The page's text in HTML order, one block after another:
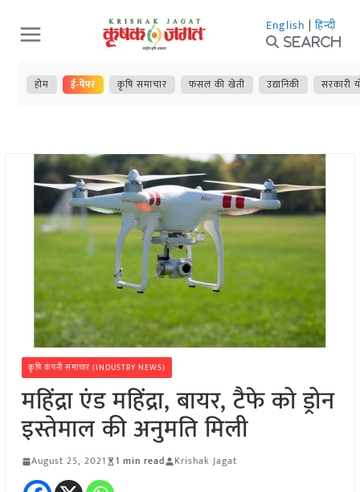
Skip
to
content
English | हिन्दी
Search
होम ई-पेपर कृषि समाचार फसल की खेती उद्यानिकी सरकारी
कृषि कंपनी समाचार (INDUSTRY NEWS)
महिंद्रा एंड महिंद्रा, बायर, टैफे को ड्रोन
इस्तेमाल की अनुमति मिली
August 25, 2021 1 min read Krishak Jagat